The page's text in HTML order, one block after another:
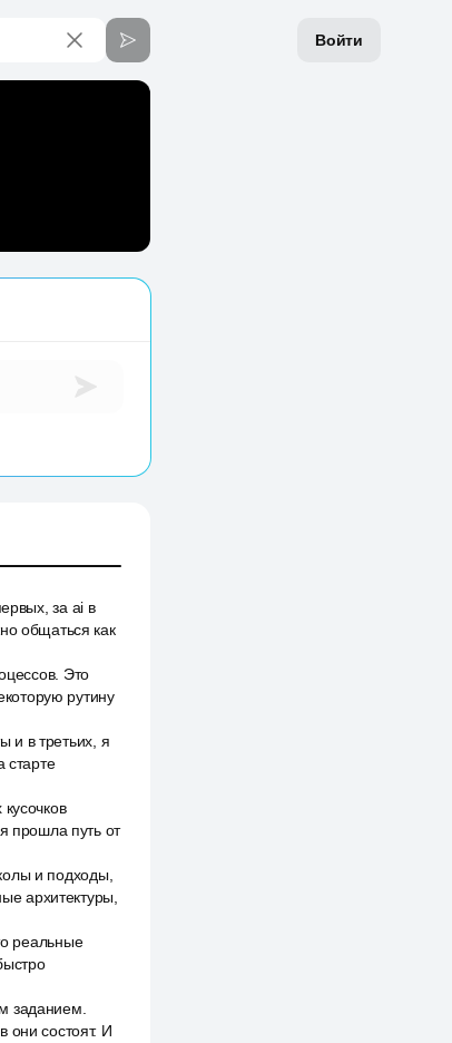
Войти
за ai в
общаться как
Это
рутину
и в третьих, я
старте
прошла путь от
и подходы,
архитектуры,
реальные
заданием.
они состоят. И